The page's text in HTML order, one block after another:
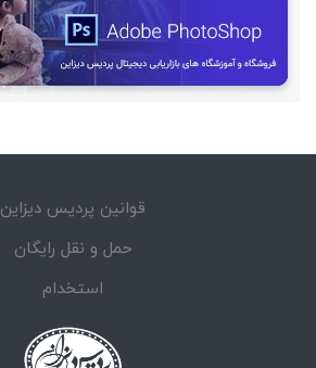
قوانین پردیس دیزاین
حمل و نقل رایگان
استخدام